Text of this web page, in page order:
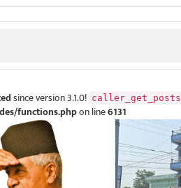
since version 3.1.0! caller_get_posts
functions.phpon line6131